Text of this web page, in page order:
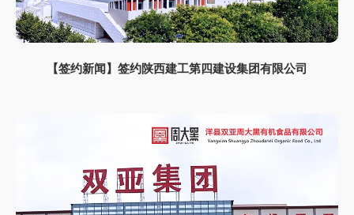
【签约新闻】签约陕西建工第四建设集团有限公司